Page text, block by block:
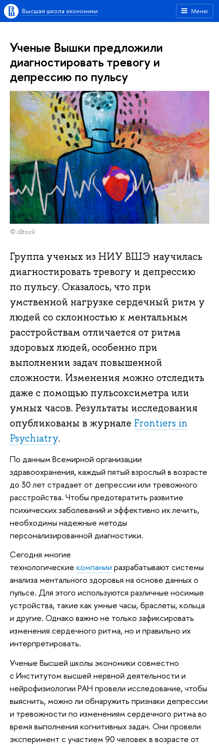
Меню
Высшая школа экономики
Ученые Вышки предложили
диагностировать тревогу и
депрессию по пульсу
© iStock
Группа ученых из НИУ ВШЭ научилась
диагностировать тревогу и депрессию
по пульсу. Оказалось, что при
умственной нагрузке сердечный ритм у
людей со склонностью к ментальным
расстройствам отличается от ритма
здоровых людей, особенно при
выполнении задач повышенной
сложности. Изменения можно отследить
даже с помощью пульсоксиметра или
умных часов. Результаты исследования
опубликованы в журнале Frontiers in
Psychiatry.
По данным Всемирной организации
здравоохранения, каждый пятый взрослый в возрасте
до 30 лет страдает от депрессии или тревожного
расстройства. Чтобы предотвратить развитие
психических заболеваний и эффективно их лечить,
необходимы надежные методы
персонализированной диагностики.
Сегодня многие
технологические компании разрабатывают системы
анализа ментального здоровья на основе данных о
пульсе. Для этого используются различные носимые
устройства, такие как умные часы, браслеты, кольца
и другие. Однако важно не только зафиксировать
изменения сердечного ритма, но и правильно их
интерпретировать.
Ученые Высшей школы экономики совместно
с Институтом высшей нервной деятельности и
нейрофизиологии РАН провели исследование, чтобы
выяснить, можно ли обнаружить признаки депрессии
и тревожности по изменениям сердечного ритма во
время выполнения когнитивных задач. Они провели
эксперимент с участием 90 человек в возрасте от